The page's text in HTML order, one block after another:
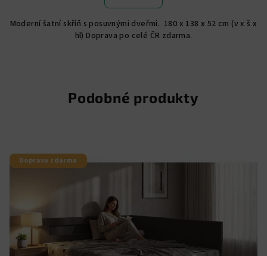
z
5
Moderní šatní skříň s posuvnými dveřmi. 180 x 138 x 52 cm (v x š x
hl) Doprava po celé ČR zdarma.
Podobné produkty
Doprava zdarma